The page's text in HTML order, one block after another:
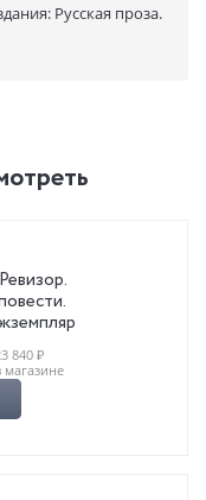
Русская проза.
840 ₽
магазине